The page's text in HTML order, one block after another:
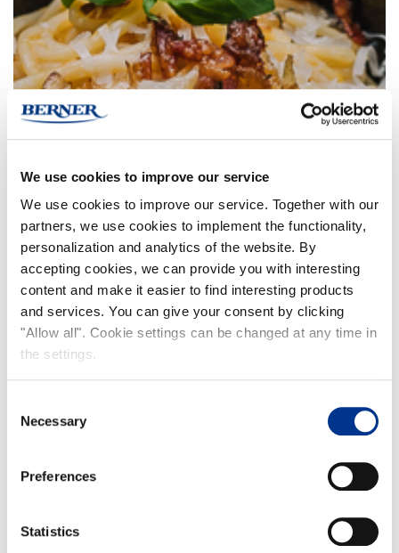
We use cookies to improve our service
We use cookies to improve our service. Together with our
partners, we use cookies to implement the functionality,
personalization and analytics of the website. By
accepting cookies, we can provide you with interesting
content and make it easier to find interesting products
and services. You can give your consent by clicking
"Allow all". Cookie settings can be changed at any time in
the settings.
Selection
Necessary
Preferences
Statistics